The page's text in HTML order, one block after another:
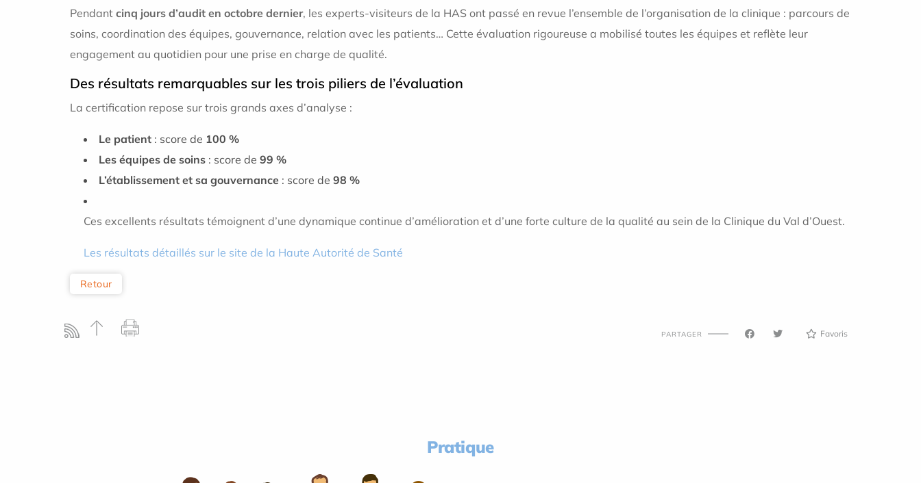
Pendant cinq jours d’audit en octobre dernier, les experts-visiteurs de la HAS ont passé en revue l’ensemble de l’organisation de la clinique : parcours de
soins, coordination des équipes, gouvernance, relation avec les patients… Cette évaluation rigoureuse a mobilisé toutes les équipes et reflète leur
engagement au quotidien pour une prise en charge de qualité.
Des résultats remarquables sur les trois piliers de l’évaluation
La certification repose sur trois grands axes d’analyse :
Le patient : score de 100 %
Les équipes de soins : score de 99 %
L’établissement et sa gouvernance : score de 98 %
Ces excellents résultats témoignent d’une dynamique continue d’amélioration et d’une forte culture de la qualité au sein de la Clinique du Val d’Ouest.
Les résultats détaillés sur le site de la Haute Autorité de Santé
Retour
PARTAGER Favoris
Pratique